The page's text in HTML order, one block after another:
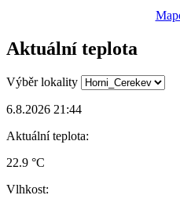
Aktuální teplota
Výběr lokality
6.8.2026 21:44
Aktuální teplota:
22.9 °C
Vlhkost: